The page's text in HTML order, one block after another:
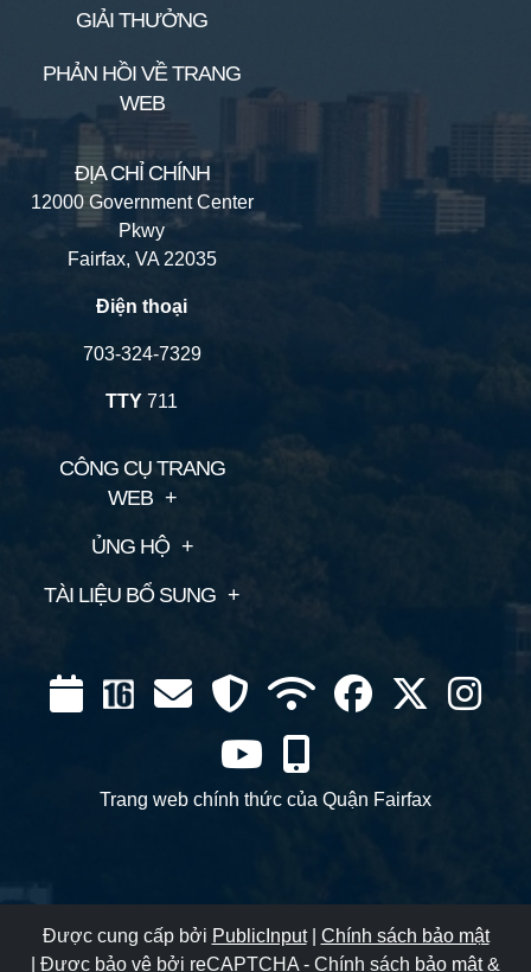
GIẢI THƯỞNG
PHẢN HỒI VỀ TRANG
WEB
ĐỊA CHỈ CHÍNH
12000 Government Center
Pkwy
Fairfax, VA 22035
Điện thoại
703-324-7329
TTY 711
CÔNG CỤ TRANG
WEB
ỦNG HỘ
TÀI LIỆU BỔ SUNG
Lịch
Kênh
Thư
Bảo
WIFI FacebookTwitter
Trang web chính thức của Quận Fairfax
Được cung cấp bởi PublicInput| Chính sách bảo mật
Được bảo vệ bởi reCAPTCHA - Chính sách bảo mật&